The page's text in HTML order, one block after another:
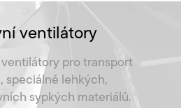
ventilátory
pro transport
speciálně lehkých,
sypkých materiálů.